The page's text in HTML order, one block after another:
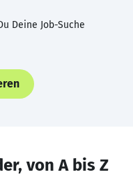
Deine Job-Suche
von A bis Z